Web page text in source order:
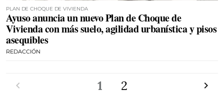
PLAN DE CHOQUE DE VIVIENDA
Ayuso anuncia un nuevo Plan de Choque de
Vivienda con más suelo, agilidad urbanística y pisos
asequibles
REDACCIÓN
1 2